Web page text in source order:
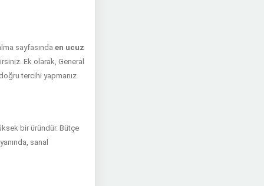
sayfasında en ucuz
Ek olarak, General
tercihi yapmanız
bir üründür. Bütçe
sanal